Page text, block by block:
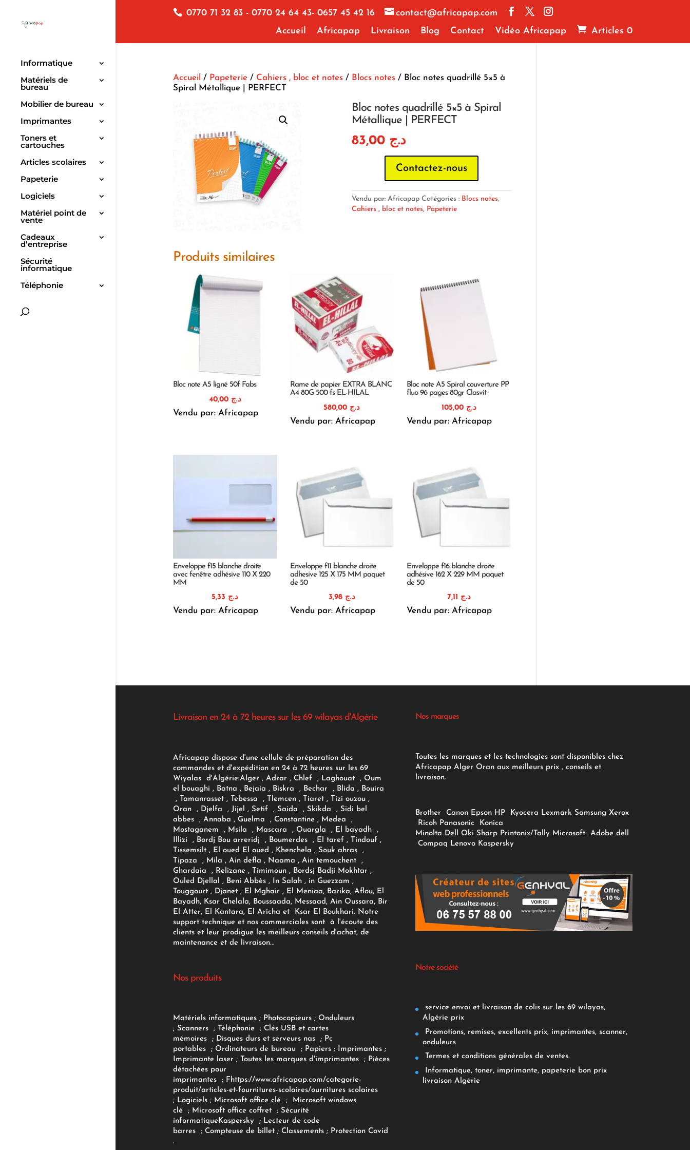
0770 71 32 83 - 0770 24 64 43- 0657 45 42 16
contact@africapap.com
Accueil
Africapap Livraison Blog Contact Vidéo Africapap Articles 0
Informatique
Matériels de
bureau
Mobilier de bureau
Imprimantes
Toners et
cartouches
Articles scolaires
Papeterie
Logiciels
Matériel point de
vente
Cadeaux
d’entreprise
Sécurité
informatique
Téléphonie
Accueil / Papeterie/ Cahiers , bloc et notes/ Blocs notes/ Bloc notes quadrillé 5×5 à
Spiral Métallique | PERFECT
Bloc notes quadrillé 5×5 à Spiral
Métallique | PERFECT
د.ج 83,00
Contactez-nous
Vendu par: Africapap Catégories : Blocs notes,
Cahiers , bloc et notes, Papeterie
Produits similaires
Bloc note A5 ligné 50f Fabs
د.ج 40,00
Vendu par: Africapap
Rame de papier EXTRA BLANC
A4 80G 500 fs EL-HILAL
د.ج
Vendu par: Africapap
Bloc note A5 Spiral couverture PP
fluo 96 pages 80gr Clasvit
د.ج 105,00
Vendu par: Africapap
Enveloppe f15 blanche droite
avec fenêtre adhésive 110 X 220
MM
د.ج
Vendu par: Africapap
Enveloppe f11 blanche droite
adhesive 125 X 175 MM paquet
de 50
د.ج 3,98
Vendu par: Africapap
Enveloppe f16 blanche droite
adhésive 162 X 229 MM paquet
de 50
د.ج
Vendu par: Africapap
Livraison en 24 à 72 heures sur les 69 wilayas d'Algérie
Africapap dispose d'une cellule de préparation des
commandes et d'expédition en 24 à 72 heures sur les 69
Wiyalas d'Algérie:Alger , Adrar, Chlef , Laghouat , Oum
el bouaghi , Batna , Bejaia , Biskra , Bechar , Blida , Bouira
, Tamanrasset , Tebessa , Tlemcen , Tiaret , Tizi ouzou ,
Oran , Djelfa , Jijel , Setif , Saida , Skikda , Sidi bel
abbes , Annaba , Guelma , Constantine , Medea ,
Mostaganem , Msila , Mascara , Ouargla , El bayadh ,
Illizi , Bordj Bou arreridj , Boumerdes , El taref , Tindouf ,
Tissemsilt , El oued El oued , Khenchela , Souk ahras ,
Tipaza , Mila , Ain defla , Naama , Ain temouchent ,
Ghardaia , Relizane , Timimoun , Bordsj Badji Mokhtar ,
Ouled Djellal , Beni Abbès , In Salah , in Guezzam ,
Touggourt , Djanet , El Mghair , El Meniaa, Barika, Aflou, El
Bayadh, Ksar Chelala, Boussaada, Messaad, Ain Oussara, Bir
El Atter, El Kantara, El Aricha et Ksar El Boukhari. Notre
support technique et nos commerciales sont à l'écoute des
clients et leur prodigue les meilleurs conseils d'achat, de
maintenance et de livraison...
Nos produits
Matériels informatiques; Photocopieurs; Onduleurs
; Scanners ; Téléphonie ; Clés USB et cartes
mémoires
; Disques durs et serveurs nas ; Pc
portables
; Ordinateurs de bureau ; Papiers; Imprimantes;
Imprimante laser; Toutes les marques d'imprimantes ; Pièces
détachées pour
imprimantes
; F https://www.africapap.com/categorie-
produit/articles-et-fournitures-scolaires/ournitures scolaires
; Logiciels ; Microsoft office clé ;
Microsoft windows
clé; Microsoft office coffret ; Sécurité
informatiqueKaspersky ; Lecteur de code
barres
; Compteuse de billet; Classements ; Protection Covid
.
Nos marques
Toutes les marques et les technologies sont disponibles chez
Africapap Alger Oran aux meilleurs prix , conseils et
livraison.
Brother Canon Epson HP Kyocera Lexmark Samsung Xerox
Ricoh Panasonic
Konica
Minolta Dell Oki Sharp Printonix/Tally Microsoft Adobe dell
Compaq Lenovo Kaspersky
Notre société
service envoi et livraison de colis sur les 69 wilayas,
Algérie prix
Promotions, remises, excellents prix, imprimantes, scanner,
onduleurs
Termes et conditions générales de ventes.
Informatique, toner, imprimante, papeterie bon prix
livraison Algérie